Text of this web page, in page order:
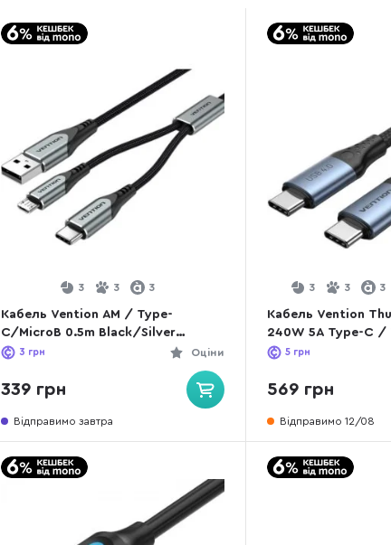
3 3 3
Кабель Vention AM / Type-
C/MicroB 0.5m Black/Silver
(CQGHD)
Оціни
3 грн
339 грн
Відправимо завтра
3 3 3
Кабель Vention
240W 5A Type-C /
Black (TAVHF)
5 грн
569 грн
Відправимо 12/08